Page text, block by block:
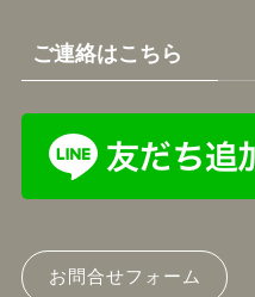
ご連絡はこちら
お問合せフォーム